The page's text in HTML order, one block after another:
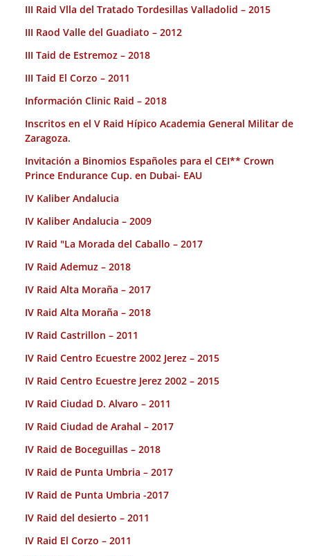
III Raid Vlla del Tratado Tordesillas Valladolid – 2015
III Raod Valle del Guadiato – 2012
III Taid de Estremoz – 2018
III Taid El Corzo – 2011
Información Clinic Raid – 2018
Inscritos en el V Raid Hípico Academia General Militar de
Zaragoza.
Invitación a Binomios Españoles para el CEI** Crown
Prince Endurance Cup. en Dubai- EAU
IV Kaliber Andalucia
IV Kaliber Andalucia – 2009
IV Raid "La Morada del Caballo – 2017
IV Raid Ademuz – 2018
IV Raid Alta Moraña – 2017
IV Raid Alta Moraña – 2018
IV Raid Castrillon – 2011
IV Raid Centro Ecuestre 2002 Jerez – 2015
IV Raid Centro Ecuestre Jerez 2002 – 2015
IV Raid Ciudad D. Alvaro – 2011
IV Raid Ciudad de Arahal – 2017
IV Raid de Boceguillas – 2018
IV Raid de Punta Umbria – 2017
IV Raid de Punta Umbria -2017
IV Raid del desierto – 2011
IV Raid El Corzo – 2011